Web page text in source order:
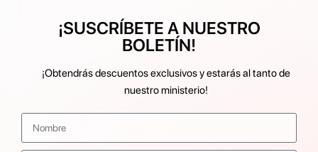
¡SUSCRÍBETE A NUESTRO
BOLETÍN!
¡Obtendrás descuentos exclusivos y estarás al tanto de
nuestro ministerio!